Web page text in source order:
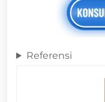
Referensi